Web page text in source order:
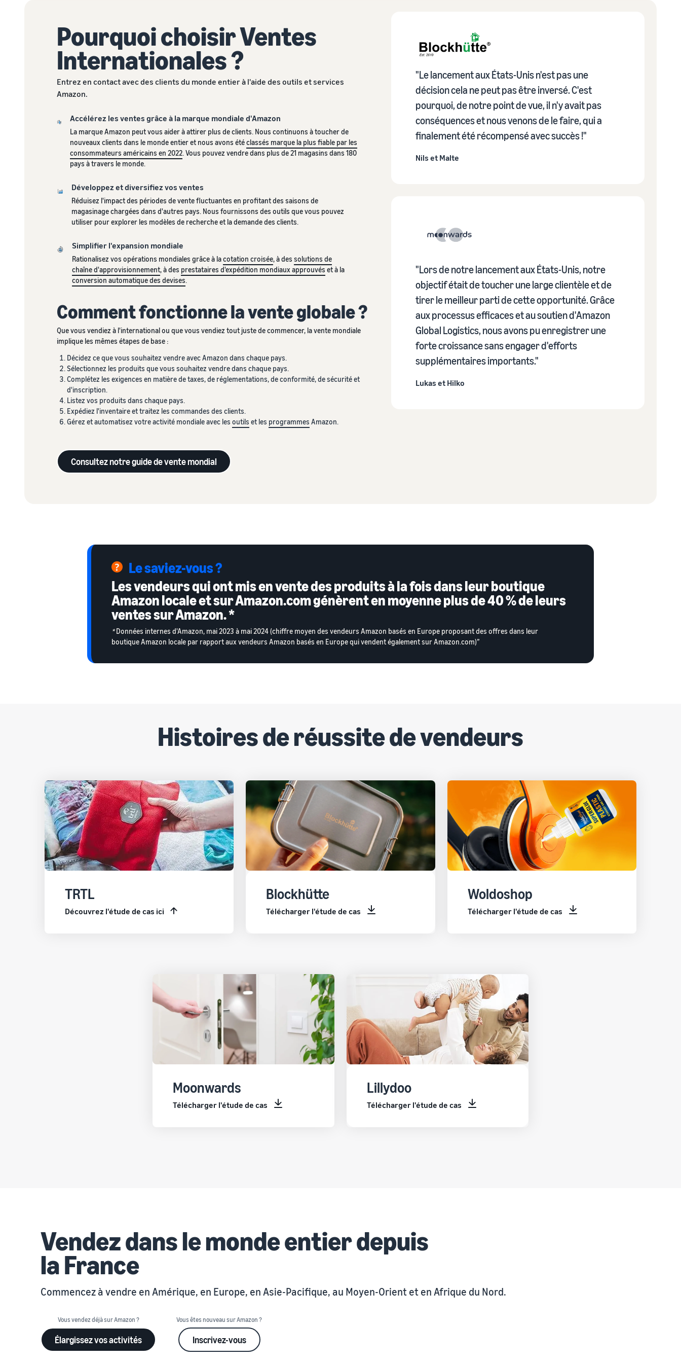
Pourquoi choisir Ventes
Internationales ?
Entrez en contact avec des clients du monde entier à l'aide des outils et services
Amazon.
Accélérez les ventes grâce à la marque mondiale d'Amazon
La marque Amazon peut vous aider à attirer plus de clients. Nous continuons à toucher de
nouveaux clients dans le monde entier et nous avons étéclassés marque la plus fiable par les
consommateurs américains en 2022. Vous pouvez vendre dans plus de 21 magasins dans 180
pays à travers le monde.
Développez et diversifiez vos ventes
Réduisez l'impact des périodes de vente fluctuantes en profitant des saisons de
magasinage chargées dans d'autres pays. Nous fournissons des outils que vous pouvez
utiliser pour explorer les modèles de recherche et la demande des clients.
Simplifier l'expansion mondiale
Rationalisez vos opérations mondiales grâce à lacotation croisée, à dessolutions de
chaîne d'approvisionnement, à des prestataires d'expédition mondiaux approuvés et à la
conversion automatique des devises.
Comment fonctionne la vente globale ?
Que vous vendiez à l'international ou que vous vendiez tout juste de commencer, la vente mondiale
implique les mêmes étapes de base :
Décidez ce que vous souhaitez vendre avec Amazon dans chaque pays.
Sélectionnez les produits que vous souhaitez vendre dans chaque pays.
Complétez les exigences en matière de taxes, de réglementations, de conformité, de sécurité et
d'inscription.
Listez vos produits dans chaque pays.
Expédiez l'inventaire et traitez les commandes des clients.
Gérez et automatisez votre activité mondiale avec les outils et les programmes Amazon.
Consultez notre guide de vente mondial
"Le lancement aux États-Unis n'est pas une
décision cela ne peut pas être inversé. C'est
pourquoi, de notre point de vue, il n'y avait pas
conséquences et nous venons de le faire, qui a
finalement été récompensé avec succès !"
Nils et Malte
"Lors de notre lancement aux États-Unis, notre
objectif était de toucher une large clientèle et de
tirer le meilleur parti de cette opportunité. Grâce
aux processus efficaces et au soutien d'Amazon
Global Logistics, nous avons pu enregistrer une
forte croissance sans engager d'efforts
supplémentaires importants."
Lukas et Hilko
Le saviez-vous ?
Les vendeurs qui ont mis en vente des produits à la fois dans leur boutique
Amazon locale et sur Amazon.com génèrent en moyenne plus de 40 % de leurs
ventes sur Amazon. *
*Données internes d'Amazon, mai 2023 à mai 2024 (chiffre moyen des vendeurs Amazon basés en Europe proposant des offres dans leur
boutique Amazon locale par rapport aux vendeurs Amazon basés en Europe qui vendent également sur Amazon.com)”
Histoires de réussite de vendeurs
TRTL
Découvrez l'étude de cas ici
Blockhütte
Télécharger l'étude de cas
Woldoshop
Télécharger l'étude de cas
Moonwards
Télécharger l'étude de cas
Lillydoo
Télécharger l'étude de cas
Vendez dans le monde entier depuis
la France
Commencez à vendre en Amérique, en Europe, en Asie-Pacifique, au Moyen-Orient et en Afrique du Nord.
Vous vendez déjà sur Amazon ?
Élargissez vos activités
Vous êtes nouveau sur Amazon ?
Inscrivez-vous